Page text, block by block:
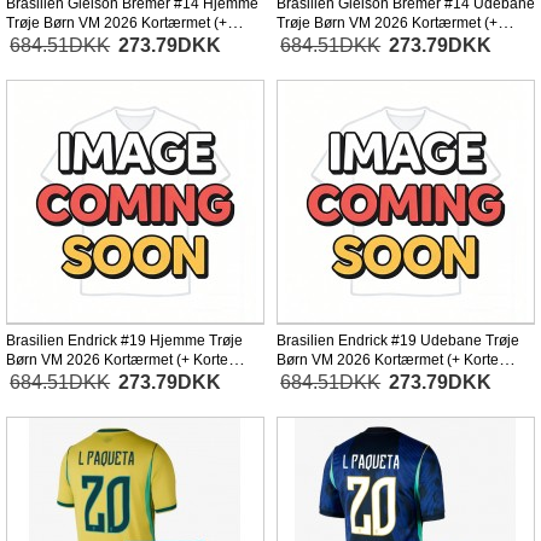
Brasilien Gleison Bremer #14 Hjemme
Trøje Børn VM 2026 Kortærmet (+
Korte bukser)
684.51DKK 273.79DKK
Brasilien Gleison Bremer #14 Udebane
Trøje Børn VM 2026 Kortærmet (+
Korte bukser)
684.51DKK 273.79DKK
Brasilien Endrick #19 Hjemme Trøje
Børn VM 2026 Kortærmet (+ Korte
bukser)
684.51DKK 273.79DKK
Brasilien Endrick #19 Udebane Trøje
Børn VM 2026 Kortærmet (+ Korte
bukser)
684.51DKK 273.79DKK